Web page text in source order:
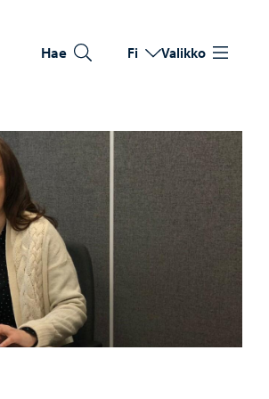
Hae Vaihda kieltä
Nykyinen kieli: Suomi
Fi Valikko